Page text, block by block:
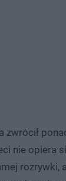
zwrócił
nie opiera
rozrywki,